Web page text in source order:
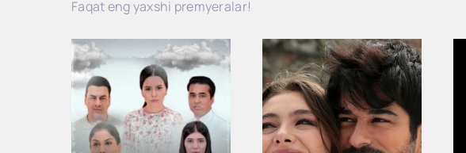
Faqat eng yaxshi premyeralar!